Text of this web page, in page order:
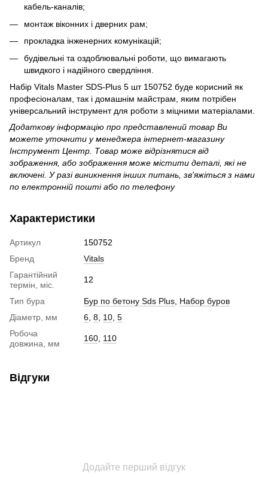
кабель-каналів;
монтаж віконних і дверних рам;
прокладка інженерних комунікацій;
будівельні та оздоблювальні роботи, що вимагають
швидкого і надійного свердління.
Набір Vitals Master SDS-Plus 5 шт 150752 буде корисний як
професіоналам, так і домашнім майстрам, яким потрібен
універсальний інструмент для роботи з міцними матеріалами.
Додаткову інформацію про представлений товар Ви
можете уточнити у менеджера інтернет-магазину
Інструмент Центр. Товар може відрізнятися від
зображення, або зображення може містити деталі, які не
включені. У разі виникнення інших питань, зв'яжіться з нами
по електронній пошті або по телефону
Характеристики
Артикул
150752
Бренд
Vitals
Гарантійний
термін, міс.
12
Тип бура Бур по бетону Sds Plus Набор буров
Діаметр, мм
6 8 10 5
Робоча
довжина, мм
160 110
Відгуки
Додайте перший відгук